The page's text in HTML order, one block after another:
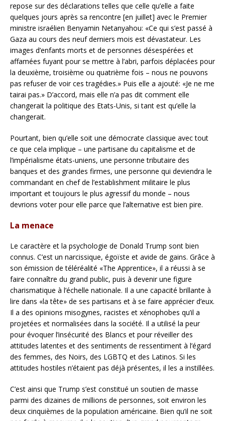
repose sur des déclarations telles que celle qu’elle a faite
quelques jours après sa rencontre [en juillet] avec le Premier
ministre israélien Benyamin Netanyahou: «Ce qui s’est passé à
Gaza au cours des neuf derniers mois est dévastateur. Les
images d’enfants morts et de personnes désespérées et
affamées fuyant pour se mettre à l’abri, parfois déplacées pour
la deuxième, troisième ou quatrième fois – nous ne pouvons
pas refuser de voir ces tragédies.» Puis elle a ajouté: «Je ne me
tairai pas.» D’accord, mais elle n’a pas dit comment elle
changerait la politique des Etats-Unis, si tant est qu’elle la
changerait.
Pourtant, bien qu’elle soit une démocrate classique avec tout
ce que cela implique – une partisane du capitalisme et de
l’impérialisme états-uniens, une personne tributaire des
banques et des grandes firmes, une personne qui deviendra le
commandant en chef de l’establishment militaire le plus
important et toujours le plus agressif du monde – nous
devrions voter pour elle parce que l’alternative est bien pire.
La menace
Le caractère et la psychologie de Donald Trump sont bien
connus. C’est un narcissique, égoïste et avide de gains. Grâce à
son émission de téléréalité «The Apprentice», il a réussi à se
faire connaître du grand public, puis à devenir une figure
charismatique à l’échelle nationale. Il a une capacité brillante à
lire dans «la tête» de ses partisans et à se faire apprécier d’eux.
Il a des opinions misogynes, racistes et xénophobes qu’il a
projetées et normalisées dans la société. Il a utilisé la peur
pour évoquer l’insécurité des Blancs et pour réveiller des
attitudes latentes et des sentiments de ressentiment à l’égard
des femmes, des Noirs, des LGBTQ et des Latinos. Si les
attitudes hostiles n’étaient pas déjà présentes, il les a instillées.
C’est ainsi que Trump s’est constitué un soutien de masse
parmi des dizaines de millions de personnes, soit environ les
deux cinquièmes de la population américaine. Bien qu’il ne soit